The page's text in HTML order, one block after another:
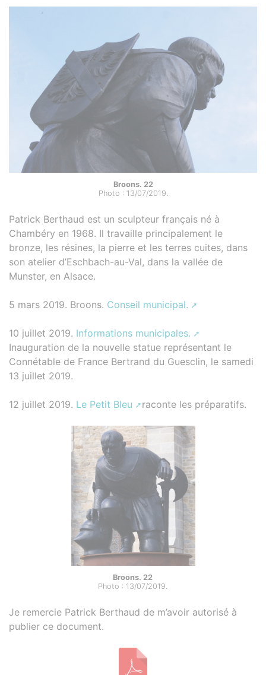
Broons. 22
Photo : 13/07/2019.
Patrick Berthaud est un sculpteur français né à
Chambéry en 1968. Il travaille principalement le
bronze, les résines, la pierre et les terres cuites, dans
son atelier d’Eschbach-au-Val, dans la vallée de
Munster, en Alsace.
5 mars 2019. Broons. Conseil municipal.
10 juillet 2019. Informations municipales.
Inauguration de la nouvelle statue représentant le
Connétable de France Bertrand du Guesclin, le samedi
13 juillet 2019.
12 juillet 2019. Le Petit Bleu raconte les préparatifs.
Broons. 22
Photo : 13/07/2019.
Je remercie Patrick Berthaud de m’avoir autorisé à
publier ce document.